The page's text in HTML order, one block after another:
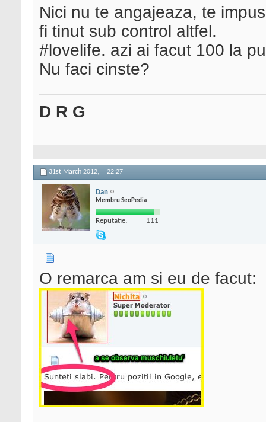
Nici nu te angajeaza, te
fi tinut sub control altfel.
#lovelife. azi ai facut 100 la
Nu faci cinste?
D R G
31st March 2012, 22:27
Dan
Membru SeoPedia
Reputatie: 111
O remarca am si eu de facut: